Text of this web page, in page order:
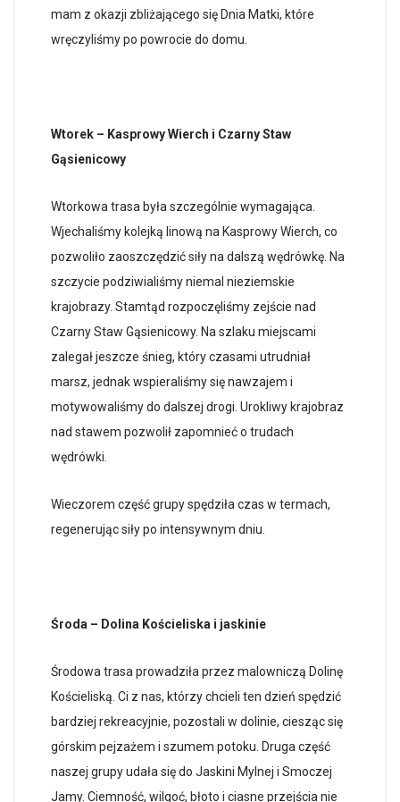
mam z okazji zbliżającego się Dnia Matki, które
wręczyliśmy po powrocie do domu.
Wtorek – Kasprowy Wierch i Czarny Staw
Gąsienicowy
Wtorkowa trasa była szczególnie wymagająca.
Wjechaliśmy kolejką linową na Kasprowy Wierch, co
pozwoliło zaoszczędzić siły na dalszą wędrówkę. Na
szczycie podziwialiśmy niemal nieziemskie
krajobrazy. Stamtąd rozpoczęliśmy zejście nad
Czarny Staw Gąsienicowy. Na szlaku miejscami
zalegał jeszcze śnieg, który czasami utrudniał
marsz, jednak wspieraliśmy się nawzajem i
motywowaliśmy do dalszej drogi. Urokliwy krajobraz
nad stawem pozwolił zapomnieć o trudach
wędrówki.
Wieczorem część grupy spędziła czas w termach,
regenerując siły po intensywnym dniu.
Środa – Dolina Kościeliska i jaskinie
Środowa trasa prowadziła przez malowniczą Dolinę
Kościeliską. Ci z nas, którzy chcieli ten dzień spędzić
bardziej rekreacyjnie, pozostali w dolinie, ciesząc się
górskim pejzażem i szumem potoku. Druga część
naszej grupy udała się do Jaskini Mylnej i Smoczej
Jamy. Ciemność, wilgoć, błoto i ciasne przejścia nie